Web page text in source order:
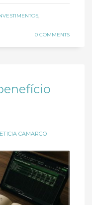
,
0 COMMENTS
CAMARGO